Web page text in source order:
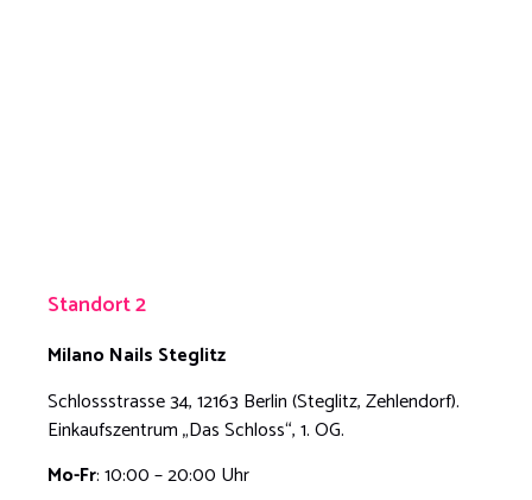
Standort 2
Milano Nails Steglitz
Schlossstrasse 34, 12163 Berlin (Steglitz, Zehlendorf).
Einkaufszentrum „Das Schloss“, 1. OG.
Mo-Fr: 10:00 – 20:00 Uhr